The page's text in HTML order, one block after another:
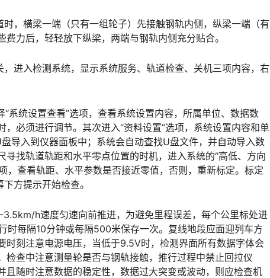
，横梁一端（只有一组轮子）先接触钢轨内侧，纵梁一端（有
力后，轻轻放下纵梁，两端与钢轨内侧充分贴合。󠅅󠅃󠄵󠅂󠄪󠇖󠆨󠆨󠇕󠆞󠆒󠅬󠇘󠆭󠆘󠇙󠆝󠅵󠇗󠆭󠆁󠄐󠇗󠅹󠅸󠇖󠆍󠅳󠇖󠅹󠅰󠇖󠆌󠅹
进入检测系统，显示系统服务、轨道检查、关机三项内容，右
“系统设置查看”选项，查看系统设置内容，所属单位、数据数
必须进行调节。其次进入“资料设置”选项，系统设置内容和单
导入到仪器面板中；系统会自动查找U盘文件，并自动导入数
找轨道轨距和水平零点位置的时机，进入系统的“高低、方向
，查看轨距、水平参数是否接近零值，否则，重新标定。标定
方提示开始检查。󠅅󠅃󠄵󠅂󠄪󠇖󠆨󠆨󠇕󠆞󠆒󠅬󠇘󠆭󠆘󠇙󠆝󠅵󠇗󠆭󠆁󠄐󠇗󠅹󠅸󠇖󠆍󠅳󠇖󠅹󠅰󠇖󠆌󠅹
h速度匀速向前推进，为避免里程误差，每个公里标处进
时每隔10分钟或每隔500米保存一次。复线地段应面迎列车方
刻注意电源电压，当低于9.5V时，检测界面所有数据字体会
查中注意测量轮是否与钢轨接触，推行过程中禁止回拉仪
随时注意数据的稳定性，数据过大突变或波动，则应检查机